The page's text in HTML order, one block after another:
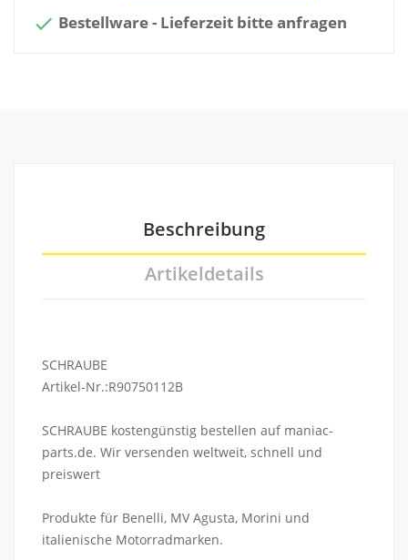
 Bestellware - Lieferzeit bitte anfragen
Beschreibung
Artikeldetails
SCHRAUBE
Artikel-Nr.:R90750112B
SCHRAUBE kostengünstig bestellen auf maniac-
parts.de. Wir versenden weltweit, schnell und
preiswert
Produkte für Benelli, MV Agusta, Morini und
italienische Motorradmarken.